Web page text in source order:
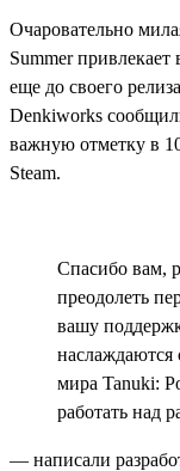
Очаровательно
Summer
еще до своего
Denkiworks
важную отметку в
Steam.
Спасибо вам,
преодолеть
вашу
мира Tanuki:
работать над
— написали